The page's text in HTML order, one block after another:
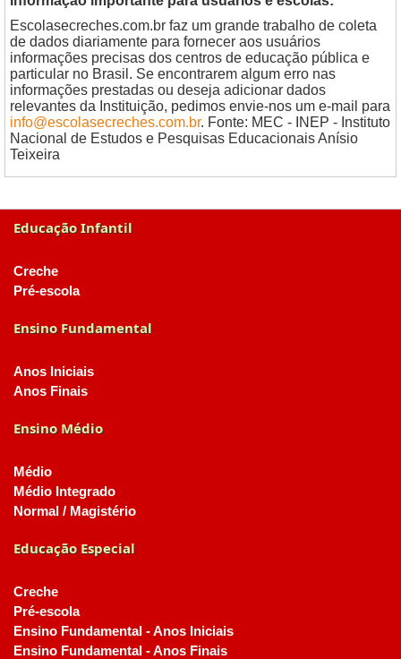
Escolasecreches.com.br faz um grande trabalho de coleta
de dados diariamente para fornecer aos usuários
informações precisas dos centros de educação pública e
particular no Brasil. Se encontrarem algum erro nas
informações prestadas ou deseja adicionar dados
relevantes da Instituição, pedimos envie-nos um e-mail para
info@escolasecreches.com.br. Fonte: MEC - INEP - Instituto
Nacional de Estudos e Pesquisas Educacionais Anísio
Teixeira
Educação Infantil
Creche
Pré-escola
Ensino Fundamental
Anos Iniciais
Anos Finais
Ensino Médio
Médio
Médio Integrado
Normal / Magistério
Educação Especial
Creche
Pré-escola
Ensino Fundamental - Anos Iniciais
Ensino Fundamental - Anos Finais